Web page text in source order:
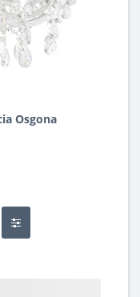
Osgona